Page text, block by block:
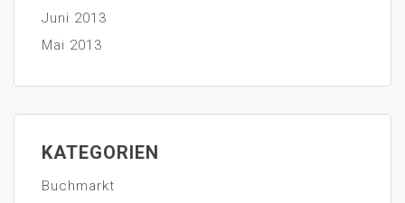
Juni 2013
Mai 2013
KATEGORIEN
Buchmarkt